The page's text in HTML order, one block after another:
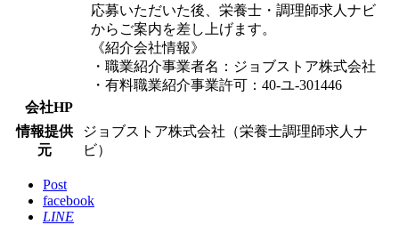
応募いただいた後、栄養士・調理師求人ナビ
からご案内を差し上げます。
《紹介会社情報》
・職業紹介事業者名：ジョブストア株式会社
・有料職業紹介事業許可：40-ユ-301446
会社HP
情報提供
元
ジョブストア株式会社（栄養士調理師求人ナ
ビ）
Post
facebook
LINE